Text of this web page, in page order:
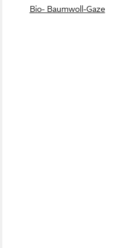
Bio- Baumwoll-Gaze